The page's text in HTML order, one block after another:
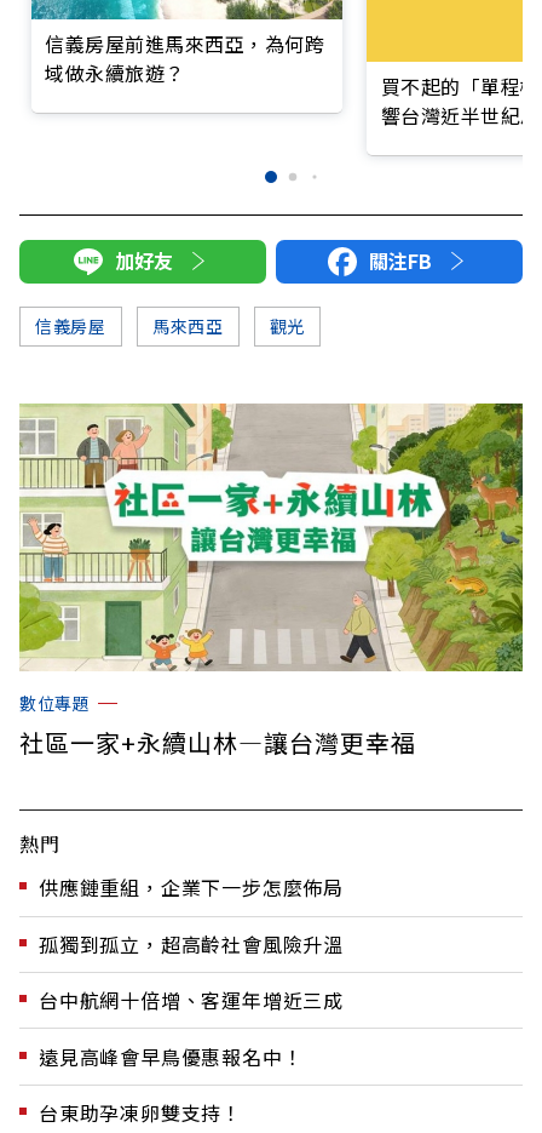
信義房屋前進馬來西亞，為何跨
域做永續旅遊？
買不起的「單程
響台灣近半世紀
加好友 關注FB
信義房屋 馬來西亞 觀光
數位專題
社區一家+永續山林—讓台灣更幸福
熱門
供應鏈重組，企業下一步怎麼佈局
孤獨到孤立，超高齡社會風險升溫
台中航網十倍增、客運年增近三成
遠見高峰會早鳥優惠報名中！
台東助孕凍卵雙支持！